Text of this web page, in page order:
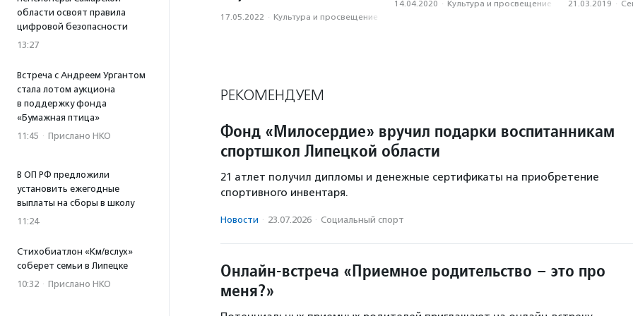
области освоят правила
цифровой безопасности
13:27
Встреча с Андреем Ургантом
стала лотом аукциона
в поддержку фонда
«Бумажная птица»
11:45 · Прислано НКО
В ОП РФ предложили
установить ежегодные
выплаты на сборы в школу
11:24
Стихобиатлон «Км/вслух»
соберет семьи в Липецке
10:32 · Прислано НКО
17.05.2022 · Культура и просвещение
14.04.2020 · Культура и просвещение 21.03.2019 ·
РЕКОМЕНДУЕМ
Фонд «Милосердие» вручил подарки воспитанникам
спортшкол Липецкой области
21 атлет получил дипломы и денежные сертификаты на приобретение
спортивного инвентаря.
Новости · 23.07.2026 · Социальный спорт
Онлайн-встреча «Приемное родительство – это про
меня?»